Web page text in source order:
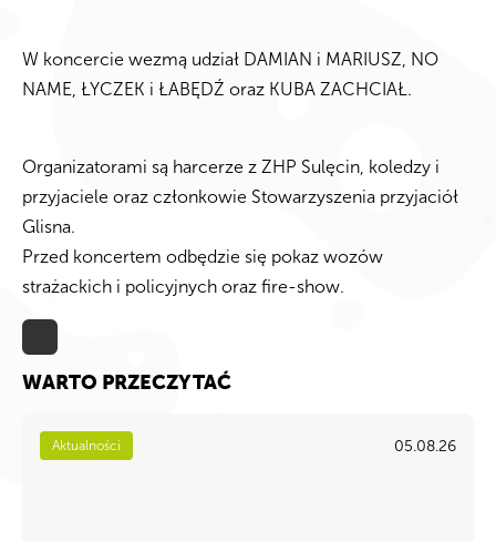
W koncercie wezmą udział DAMIAN i MARIUSZ, NO
NAME, ŁYCZEK i ŁABĘDŹ oraz KUBA ZACHCIAŁ.
Organizatorami są harcerze z ZHP Sulęcin, koledzy i
przyjaciele oraz członkowie Stowarzyszenia przyjaciół
Glisna.
Przed koncertem odbędzie się pokaz wozów
strażackich i policyjnych oraz fire-show.
WARTO PRZECZYTAĆ
Aktualności 05.08.26